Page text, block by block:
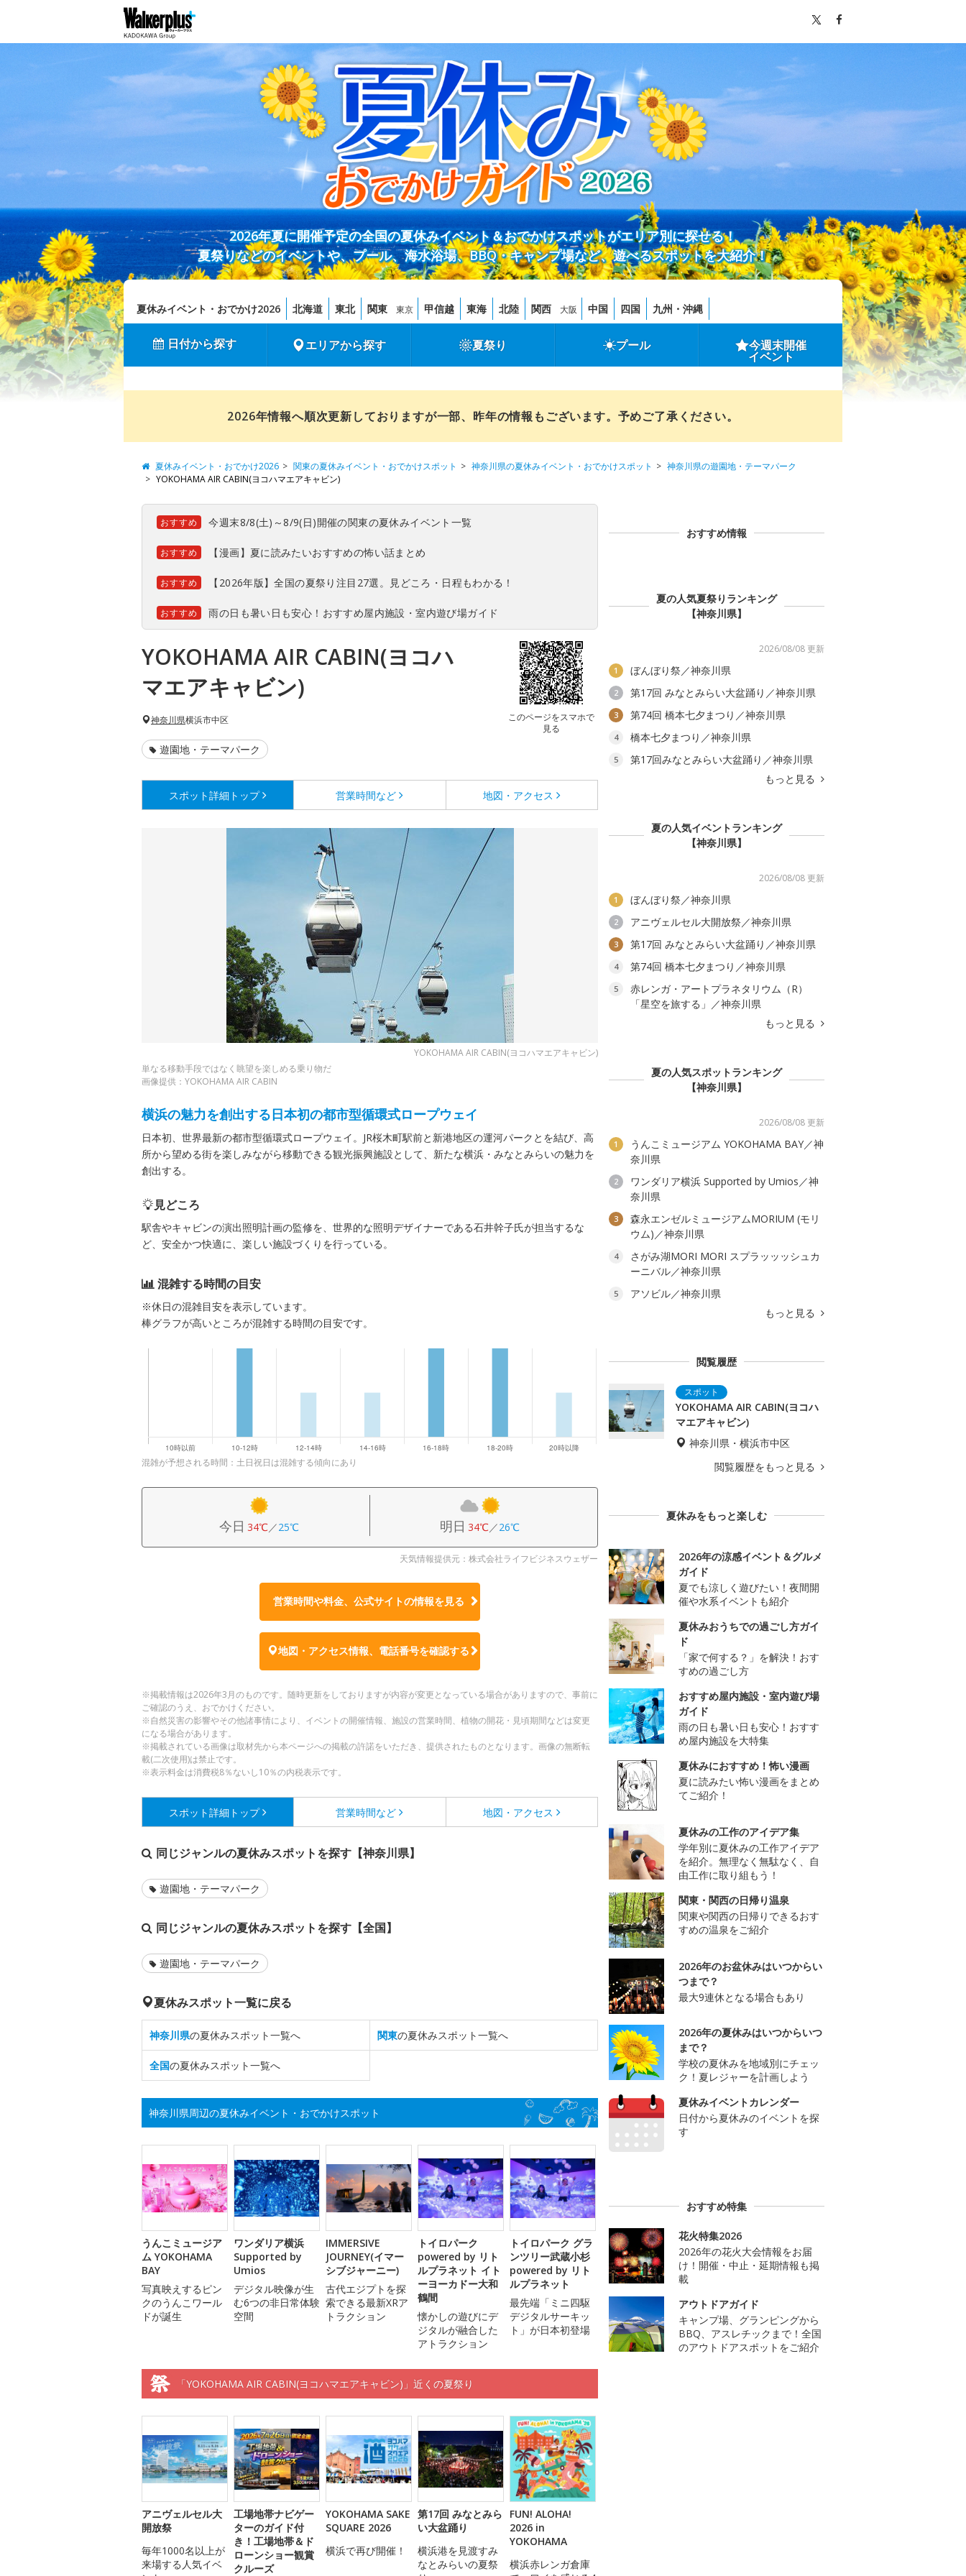
2026年夏に開催予定の全国の夏休みイベント＆おでかけスポットがエリア別に探せる！
夏祭りなどのイベントや、プール、海水浴場、BBQ・キャンプ場など、遊べるスポットを大紹介！
夏休みイベント・おでかけ2026 北海道 東北 関東 東京 甲信越 東海 北陸 関西 大阪 中国 四国 九州・沖縄
日付から探す エリアから探す 夏祭り プール 今週末開催
イベント
2026年情報へ順次更新しておりますが一部、昨年の情報もございます。予めご了承ください。
夏休みイベント・おでかけ2026 関東の夏休みイベント・おでかけスポット 神奈川県の夏休みイベント・おでかけスポット
神奈川県の遊園地・テーマパーク
YOKOHAMA AIR CABIN(ヨコハマエアキャビン)
おすすめ 今週末8/8(土)～8/9(日)開催の関東の夏休みイベント一覧
おすすめ 【漫画】夏に読みたいおすすめの怖い話まとめ
おすすめ 【2026年版】全国の夏祭り注目27選。見どころ・日程もわかる！
おすすめ 雨の日も暑い日も安心！おすすめ屋内施設・室内遊び場ガイド
YOKOHAMA AIR CABIN(ヨコハ
マエアキャビン)
このページをスマホで
見る
神奈川県横浜市中区
遊園地・テーマパーク
スポット詳細 トップ 営業時間など 地図・アクセス
YOKOHAMA AIR CABIN(ヨコハマエアキャビン)
単なる移動手段ではなく眺望を楽しめる乗り物だ
画像提供：YOKOHAMA AIR CABIN
横浜の魅力を創出する日本初の都市型循環式ロープウェイ
日本初、世界最新の都市型循環式ロープウェイ。JR桜木町駅前と新港地区の運河パークとを結び、高
所から望める街を楽しみながら移動できる観光振興施設として、新たな横浜・みなとみらいの魅力を
創出する。
見どころ
駅舎やキャビンの演出照明計画の監修を、世界的な照明デザイナーである石井幹子氏が担当するな
ど、安全かつ快適に、楽しい施設づくりを行っている。
混雑する時間の目安
※休日の混雑目安を表示しています。
棒グラフが高いところが混雑する時間の目安です。
混雑が予想される時間：土日祝日は混雑する傾向にあり
今日 34℃／25℃ 明日 34℃／26℃
天気情報提供元：株式会社ライフビジネスウェザー
営業時間や料金、公式サイトの情報を見る
地図・アクセス情報、電話番号を確認する
※掲載情報は2026年3月のものです。随時更新をしておりますが内容が変更となっている場合がありますので、事前に
ご確認のうえ、おでかけください。
※自然災害の影響やその他諸事情により、イベントの開催情報、施設の営業時間、植物の開花・見頃期間などは変更
になる場合があります。
※掲載されている画像は取材先から本ページへの掲載の許諾をいただき、提供されたものとなります。画像の無断転
載(二次使用)は禁止です。
※表示料金は消費税8％ないし10％の内税表示です。
スポット詳細 トップ 営業時間など 地図・アクセス
同じジャンルの夏休みスポットを探す【神奈川県】
遊園地・テーマパーク
同じジャンルの夏休みスポットを探す【全国】
遊園地・テーマパーク
夏休みスポット一覧に戻る
神奈川県の夏休みスポット一覧へ 関東の夏休みスポット一覧へ
全国の夏休みスポット一覧へ
神奈川県周辺の夏休みイベント・おでかけスポット
うんこミュージア
ム YOKOHAMA
BAY
写真映えするピン
クのうんこワール
ドが誕生
ワンダリア横浜
Supported by
Umios
デジタル映像が生
む6つの非日常体験
空間
IMMERSIVE
JOURNEY(イマー
シブジャーニー)
古代エジプトを探
索できる最新XRア
トラクション
トイロパーク
powered by リト
ルプラネット イト
ーヨーカドー大和
鶴間
懐かしの遊びにデ
ジタルが融合した
アトラクション
トイロパーク グラ
ンツリー武蔵小杉
powered by リト
ルプラネット
最先端「ミニ四駆
デジタルサーキッ
ト」が日本初登場
「YOKOHAMA AIR CABIN(ヨコハマエアキャビン)」近くの夏祭り
アニヴェルセル大
開放祭
毎年1000名以上が
来場する人気イベ
工場地帯ナビゲー
ターのガイド付
き！工場地帯＆ド
ローンショー観賞
クルーズ
YOKOHAMA SAKE
SQUARE 2026
横浜で再び開催！
第17回 みなとみら
い大盆踊り
横浜港を見渡すみ
なとみらいの夏祭
FUN! ALOHA!
2026 in
YOKOHAMA
横浜赤レンガ倉庫
おすすめ情報
夏の人気夏祭りランキング
【神奈川県】
2026/08/08 更新
1 ぼんぼり祭／神奈川県
2 第17回 みなとみらい大盆踊り／神奈川県
3 第74回 橋本七夕まつり／神奈川県
4 橋本七夕まつり／神奈川県
5
第17回みなとみらい大盆踊り／神奈川県
もっと見る
夏の人気イベントランキング
【神奈川県】
2026/08/08 更新
1 ぼんぼり祭／神奈川県
2 アニヴェルセル大開放祭／神奈川県
3 第17回 みなとみらい大盆踊り／神奈川県
4 第74回 橋本七夕まつり／神奈川県
5
赤レンガ・アートプラネタリウム（R）
「星空を旅する」／神奈川県
もっと見る
夏の人気スポットランキング
【神奈川県】
2026/08/08 更新
1
うんこミュージアム YOKOHAMA BAY／神
奈川県
2
ワンダリア横浜 Supported by Umios／神
奈川県
3
森永エンゼルミュージアムMORIUM (モリ
ウム)／神奈川県
4
さがみ湖MORI MORI スプラッッッシュカ
ーニバル／神奈川県
5
アソビル／神奈川県
もっと見る
閲覧履歴
YOKOHAMA AIR CABIN(ヨコハ
マエアキャビン)
神奈川県・横浜市中区
閲覧履歴をもっと見る
夏休みをもっと楽しむ
2026年の涼感イベント＆グルメ
ガイド
夏でも涼しく遊びたい！夜間開
催や水系イベントも紹介
夏休みおうちでの過ごし方ガイ
ド
「家で何する？」を解決！おす
すめの過ごし方
おすすめ屋内施設・室内遊び場
ガイド
雨の日も暑い日も安心！おすす
め屋内施設を大特集
夏休みにおすすめ！怖い漫画
夏に読みたい怖い漫画をまとめ
てご紹介！
夏休みの工作のアイデア集
学年別に夏休みの工作アイデア
を紹介。無理なく無駄なく、自
由工作に取り組もう！
関東・関西の日帰り温泉
関東や関西の日帰りできるおす
すめの温泉をご紹介
2026年のお盆休みはいつからい
つまで？
最大9連休となる場合もあり
2026年の夏休みはいつからいつ
まで？
学校の夏休みを地域別にチェッ
ク！夏レジャーを計画しよう
夏休みイベントカレンダー
日付から夏休みのイベントを探
す
おすすめ特集
花火特集2026
2026年の花火大会情報をお届
け！開催・中止・延期情報も掲
載
アウトドアガイド
キャンプ場、グランピングから
BBQ、アスレチックまで！全国
のアウトドアスポットをご紹介